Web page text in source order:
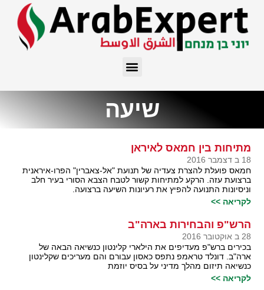
שיעה
מתיחות בין חמאס לאיראן
18 ב דצמבר 2016
חמאס פועלת להצרת צעדיה של תנועת "אל-צאברין" הפרו-איראנית
ברצועת עזה. הרקע למתיחות קשור לטבח הצבא הסורי בעיר חלב
וניסיונות התנועה להפיץ את רעיונות השיעה ברצועה.
לקריאה >>
הרש"פ והבחירות בארה"ב
28 ב אוקטובר 2016
בכירים ברש"פ מעדיפים את הילארי קלינטון כנשיאה הבאה של
ארה"ב. דונלד טראמפ נתפס כאסון עבורם והם מעריכים שקלינטון
כנשיאה תיזום מהלך מדיני על בסיס יוזמת
לקריאה >>